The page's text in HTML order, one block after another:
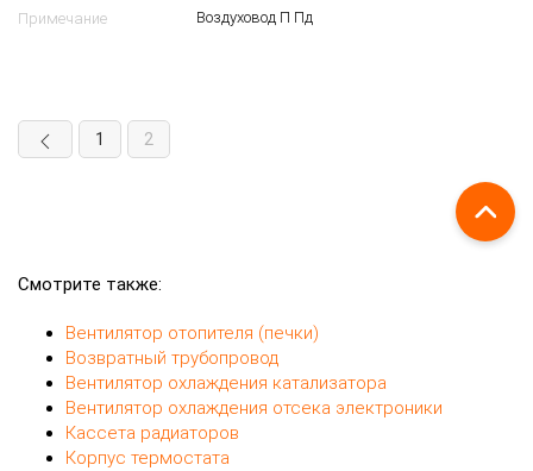
Примечание
Воздуховод П Пд
1 2
Смотрите также:
Вентилятор отопителя (печки)
Возвратный трубопровод
Вентилятор охлаждения катализатора
Вентилятор охлаждения отсека электроники
Кассета радиаторов
Корпус термостата